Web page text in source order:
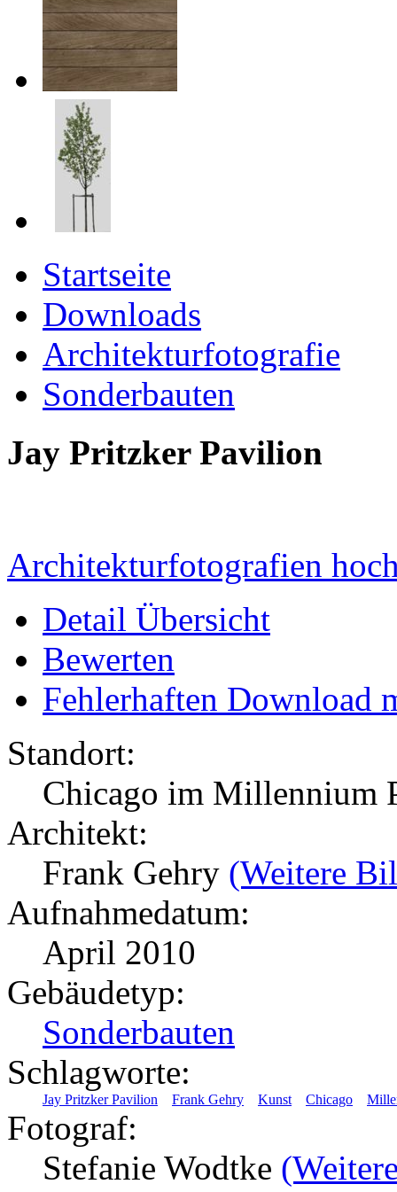
Startseite
Downloads
Architekturfotografie
Sonderbauten
Jay Pritzker Pavilion
Architekturfotografien
Detail Übersicht
Bewerten
Fehlerhaften Download
Standort:
Chicago im Millennium
Architekt:
Frank Gehry (Weitere
Aufnahmedatum:
April 2010
Gebäudetyp:
Sonderbauten
Schlagworte:
Jay Pritzker Pavilion Frank Gehry Kunst Chicago
Fotograf:
Stefanie Wodtke